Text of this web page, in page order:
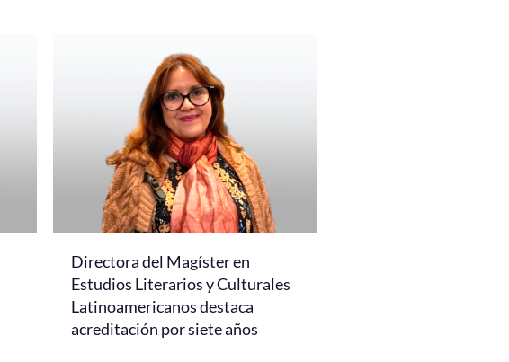
Directora del Magíster en
Estudios Literarios y Culturales
Latinoamericanos destaca
acreditación por siete años